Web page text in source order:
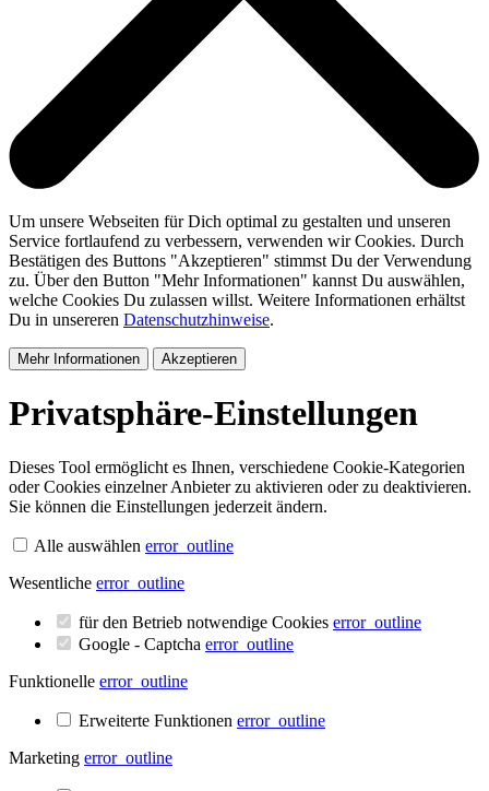
Um unsere Webseiten für Dich optimal zu gestalten und unseren
Service fortlaufend zu verbessern, verwenden wir Cookies. Durch
Bestätigen des Buttons "Akzeptieren" stimmst Du der Verwendung
zu. Über den Button "Mehr Informationen" kannst Du auswählen,
welche Cookies Du zulassen willst. Weitere Informationen erhältst
Du in unsereren Datenschutzhinweise.
Mehr Informationen Akzeptieren
Privatsphäre-Einstellungen
Dieses Tool ermöglicht es Ihnen, verschiedene Cookie-Kategorien
oder Cookies einzelner Anbieter zu aktivieren oder zu deaktivieren.
Sie können die Einstellungen jederzeit ändern.
Alle auswählen error_outline
Wesentliche error_outline
für den Betrieb notwendige Cookies error_outline
Google - Captcha error_outline
Funktionelle error_outline
Erweiterte Funktionen error_outline
Marketing error_outline